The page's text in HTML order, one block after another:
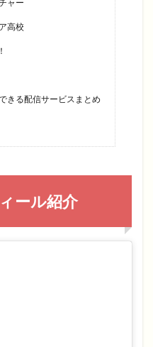
ャー
高校
きる配信サービスまとめ
ール紹介